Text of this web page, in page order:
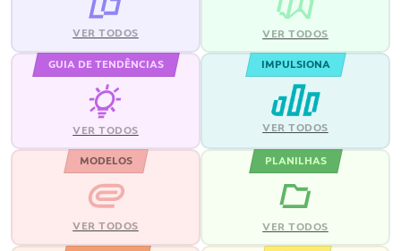
VER TODOS VER TODOS
GUIA DE TENDÊNCIAS
VER TODOS
IMPULSIONA
VER TODOS
MODELOS
VER TODOS
PLANILHAS
VER TODOS